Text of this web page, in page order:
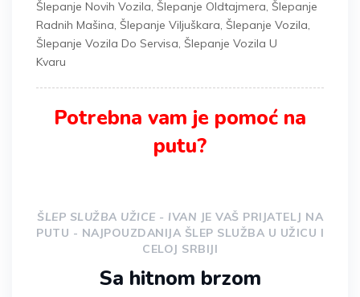
Šlepanje Novih Vozila, Šlepanje Oldtajmera, Šlepanje
Radnih Mašina, Šlepanje Viljuškara, Šlepanje Vozila,
Šlepanje Vozila Do Servisa, Šlepanje Vozila U
Kvaru
Potrebna vam je pomoć na
putu?
ŠLEP SLUŽBA UŽICE - IVAN JE VAŠ PRIJATELJ NA
PUTU - NAJPOUZDANIJA ŠLEP SLUŽBA U UŽICU I
CELOJ SRBIJI
Sa hitnom brzom